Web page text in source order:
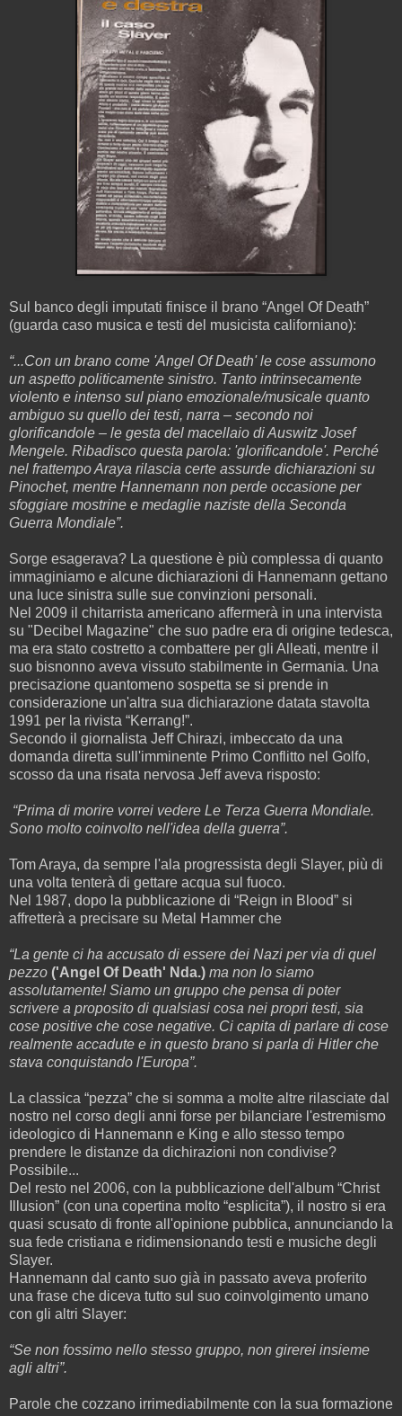
Sul banco degli imputati finisce il brano “Angel Of Death”
(guarda caso musica e testi del musicista californiano):
“...Con un brano come 'Angel Of Death' le cose assumono
un aspetto politicamente sinistro. Tanto intrinsecamente
violento e intenso sul piano emozionale/musicale quanto
ambiguo su quello dei testi, narra – secondo noi
glorificandole – le gesta del macellaio di Auswitz Josef
Mengele. Ribadisco questa parola: 'glorificandole'. Perché
nel frattempo Araya rilascia certe assurde dichiarazioni su
Pinochet, mentre Hannemann non perde occasione per
sfoggiare mostrine e medaglie naziste della Seconda
Guerra Mondiale”.
Sorge esagerava? La questione è più complessa di quanto
immaginiamo e alcune dichiarazioni di Hannemann gettano
una luce sinistra sulle sue convinzioni personali.
Nel 2009 il chitarrista americano affermerà in una intervista
su "Decibel Magazine" che suo padre era di origine tedesca,
ma era stato costretto a combattere per gli Alleati, mentre il
suo bisnonno aveva vissuto stabilmente in Germania. Una
precisazione quantomeno sospetta se si prende in
considerazione un'altra sua dichiarazione datata stavolta
1991 per la rivista “Kerrang!”.
Secondo il giornalista Jeff Chirazi, imbeccato da una
domanda diretta sull'imminente Primo Conflitto nel Golfo,
scosso da una risata nervosa Jeff aveva risposto:
“Prima di morire vorrei vedere Le Terza Guerra Mondiale.
Sono molto coinvolto nell'idea della guerra”.
Tom Araya, da sempre l'ala progressista degli Slayer, più di
una volta tenterà di gettare acqua sul fuoco.
Nel 1987, dopo la pubblicazione di “Reign in Blood” si
affretterà a precisare su Metal Hammer che
“La gente ci ha accusato di essere dei Nazi per via di quel
pezzo ('Angel Of Death' Nda.) ma non lo siamo
assolutamente! Siamo un gruppo che pensa di poter
scrivere a proposito di qualsiasi cosa nei propri testi, sia
cose positive che cose negative. Ci capita di parlare di cose
realmente accadute e in questo brano si parla di Hitler che
stava conquistando l'Europa”.
La classica “pezza” che si somma a molte altre rilasciate dal
nostro nel corso degli anni forse per bilanciare l'estremismo
ideologico di Hannemann e King e allo stesso tempo
prendere le distanze da dichirazioni non condivise?
Possibile...
Del resto nel 2006, con la pubblicazione dell'album “Christ
Illusion” (con una copertina molto “esplicita”), il nostro si era
quasi scusato di fronte all'opinione pubblica, annunciando la
sua fede cristiana e ridimensionando testi e musiche degli
Slayer.
Hannemann dal canto suo già in passato aveva proferito
una frase che diceva tutto sul suo coinvolgimento umano
con gli altri Slayer:
“Se non fossimo nello stesso gruppo, non girerei insieme
agli altri”.
Parole che cozzano irrimediabilmente con la sua formazione